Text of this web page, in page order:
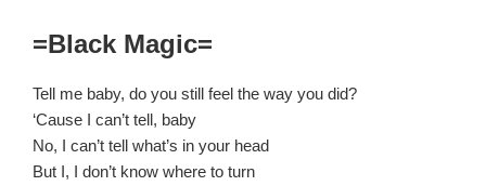
=Black Magic=
Tell me baby, do you still feel the way you did?
‘Cause I can’t tell, baby
No, I can’t tell what’s in your head
But I, I don’t know where to turn